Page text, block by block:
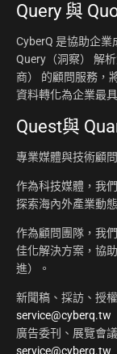
Query 與
CyberQ 是協助企
Query（洞察） 解
商） 的顧問服務，
資料轉化為企業最
Quest與
專業媒體與技術顧
作為科技媒體，我
探索海內外產業動態
作為顧問團隊，我
佳化解決方案，協
進）。
新聞稿、採訪、授
service@cyberq.tw
廣告委刊、展覽會
service@cyberq.tw